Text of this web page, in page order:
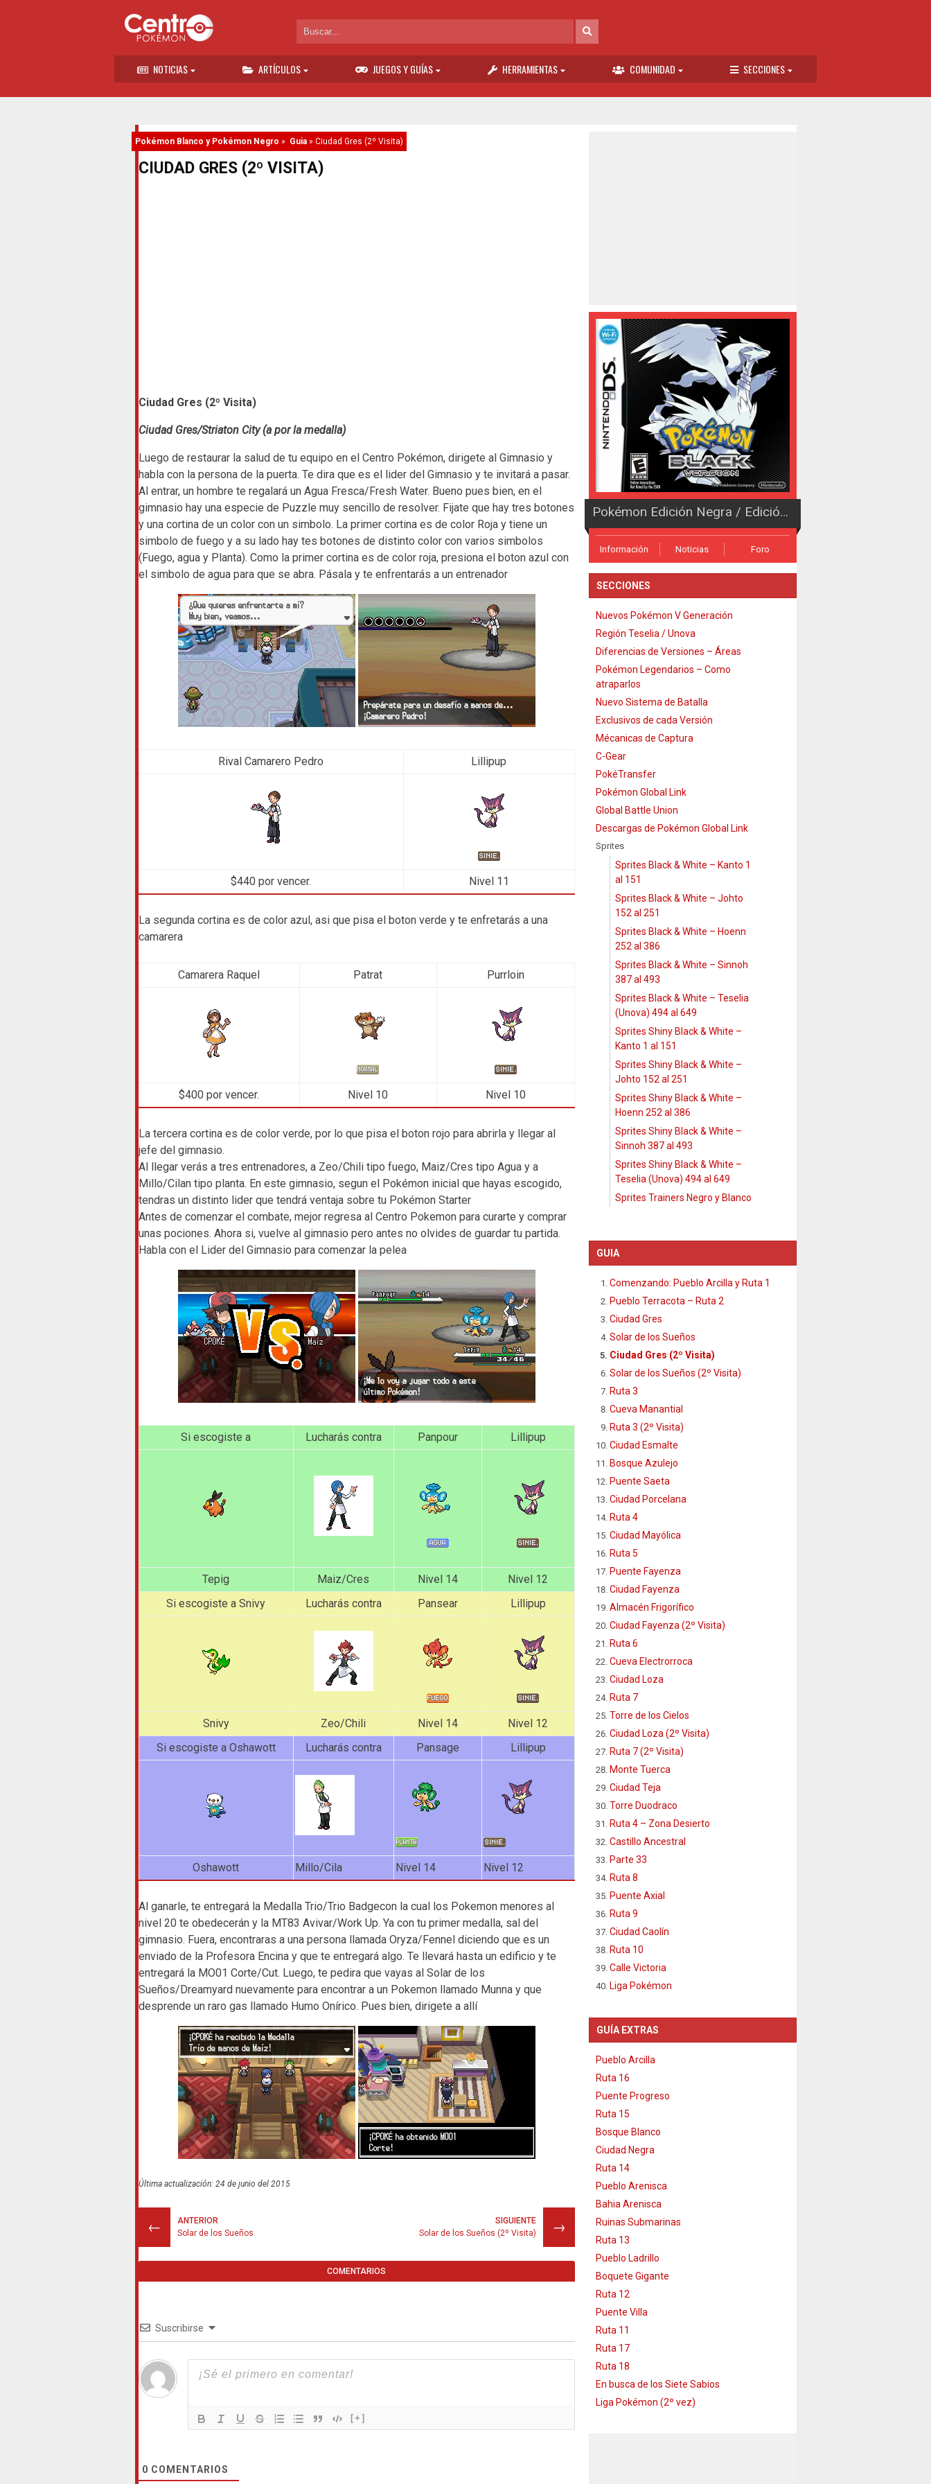
NOTICIAS ARTÍCULOS JUEGOS Y GUÍAS HERRAMIENTAS COMUNIDAD SECCIONES
Pokémon Blanco y Pokémon Negro » Guia» Ciudad Gres (2º Visita)
CIUDAD GRES (2º VISITA)
Ciudad Gres (2º Visita)
Ciudad Gres/Striaton City (a por la medalla)
Luego de restaurar la salud de tu equipo en el Centro Pokémon, dirigete al Gimnasio y
habla con la persona de la puerta. Te dira que es el lider del Gimnasio y te invitará a pasar.
Al entrar, un hombre te regalará un Agua Fresca/Fresh Water. Bueno pues bien, en el
gimnasio hay una especie de Puzzle muy sencillo de resolver. Fijate que hay tres botones
y una cortina de un color con un simbolo. La primer cortina es de color Roja y tiene un
simbolo de fuego y a su lado hay tes botones de distinto color con varios simbolos
(Fuego, agua y Planta). Como la primer cortina es de color roja, presiona el boton azul con
el simbolo de agua para que se abra. Pásala y te enfrentarás a un entrenador
Rival Camarero Pedro Lillipup
$440 por vencer. Nivel 11
La segunda cortina es de color azul, asi que pisa el boton verde y te enfretarás a una
camarera
Camarera Raquel Patrat Purrloin
$400 por vencer. Nivel 10 Nivel 10
La tercera cortina es de color verde, por lo que pisa el boton rojo para abrirla y llegar al
jefe del gimnasio.
Al llegar verás a tres entrenadores, a Zeo/Chili tipo fuego, Maiz/Cres tipo Agua y a
Millo/Cilan tipo planta. En este gimnasio, segun el Pokémon inicial que hayas escogido,
tendras un distinto lider que tendrá ventaja sobre tu Pokémon Starter
Antes de comenzar el combate, mejor regresa al Centro Pokemon para curarte y comprar
unas pociones. Ahora si, vuelve al gimnasio pero antes no olvides de guardar tu partida.
Habla con el Lider del Gimnasio para comenzar la pelea
Si escogiste a Lucharás contra Panpour Lillipup
Tepig Maiz/Cres Nivel 14
Nivel 12
Si escogiste a Snivy
Lucharás contra Pansear Lillipup
Snivy Zeo/Chili Nivel 14
Nivel 12
Si escogiste a Oshawott
Lucharás contra Pansage Lillipup
Oshawott Millo/Cila Nivel 14 Nivel 12
Al ganarle, te entregará la Medalla Trio/Trio Badgecon la cual los Pokemon menores al
nivel 20 te obedecerán y la MT83 Avivar/Work Up. Ya con tu primer medalla, sal del
gimnasio. Fuera, encontraras a una persona llamada Oryza/Fennel diciendo que es un
enviado de la Profesora Encina y que te entregará algo. Te llevará hasta un edificio y te
entregará la MO01 Corte/Cut. Luego, te pedira que vayas al Solar de los
Sueños/Dreamyard nuevamente para encontrar a un Pokemon llamado Munna y que
desprende un raro gas llamado Humo Onírico. Pues bien, dirigete a allí
Última actualización: 24 de junio del 2015
←
ANTERIOR
Solar de los Sueños
→
SIGUIENTE
Solar de los Sueños (2º Visita)
COMENTARIOS
Suscribirse
[+]
0 COMENTARIOS
Pokémon Edición Negra / Edición Blanca
Información Noticias Foro
SECCIONES
Nuevos Pokémon V Generación
Región Teselia / Unova
Diferencias de Versiones – Áreas
Pokémon Legendarios – Como
atraparlos
Nuevo Sistema de Batalla
Exclusivos de cada Versión
Mécanicas de Captura
C-Gear
PokéTransfer
Pokémon Global Link
Global Battle Union
Descargas de Pokémon Global Link
Sprites
Sprites Black & White – Kanto 1
al 151
Sprites Black & White – Johto
152 al 251
Sprites Black & White – Hoenn
252 al 386
Sprites Black & White – Sinnoh
387 al 493
Sprites Black & White – Teselia
(Unova) 494 al 649
Sprites Shiny Black & White –
Kanto 1 al 151
Sprites Shiny Black & White –
Johto 152 al 251
Sprites Shiny Black & White –
Hoenn 252 al 386
Sprites Shiny Black & White –
Sinnoh 387 al 493
Sprites Shiny Black & White –
Teselia (Unova) 494 al 649
Sprites Trainers Negro y Blanco
GUIA
Comenzando: Pueblo Arcilla y Ruta 1
Pueblo Terracota – Ruta 2
Ciudad Gres
Solar de los Sueños
Ciudad Gres (2º Visita)
Solar de los Sueños (2º Visita)
Ruta 3
Cueva Manantial
Ruta 3 (2º Visita)
Ciudad Esmalte
Bosque Azulejo
Puente Saeta
Ciudad Porcelana
Ruta 4
Ciudad Mayólica
Ruta 5
Puente Fayenza
Ciudad Fayenza
Almacén Frigorífico
Ciudad Fayenza (2º Visita)
Ruta 6
Cueva Electrorroca
Ciudad Loza
Ruta 7
Torre de los Cielos
Ciudad Loza (2º Visita)
Ruta 7 (2º Visita)
Monte Tuerca
Ciudad Teja
Torre Duodraco
Ruta 4 – Zona Desierto
Castillo Ancestral
Parte 33
Ruta 8
Puente Axial
Ruta 9
Ciudad Caolín
Ruta 10
Calle Victoria
Liga Pokémon
GUÍA EXTRAS
Pueblo Arcilla
Ruta 16
Puente Progreso
Ruta 15
Bosque Blanco
Ciudad Negra
Ruta 14
Pueblo Arenisca
Bahia Arenisca
Ruinas Submarinas
Ruta 13
Pueblo Ladrillo
Boquete Gigante
Ruta 12
Puente Villa
Ruta 11
Ruta 17
Ruta 18
En busca de los Siete Sabios
Liga Pokémon (2º vez)